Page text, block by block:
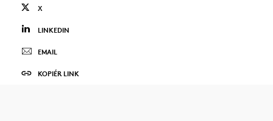
X
LINKEDIN
EMAIL
KOPIÉR LINK